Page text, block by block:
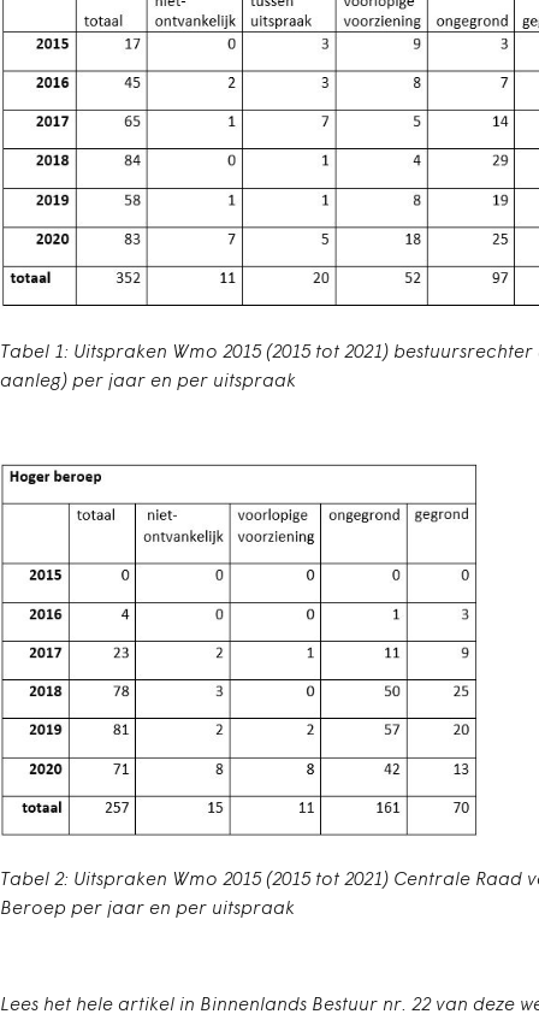
Tabel 1: Uitspraken Wmo 2015 (2015 tot 2021) bestuursrechter
aanleg) per jaar en per uitspraak
Tabel 2: Uitspraken Wmo 2015 (2015 tot 2021) Centrale Raad
Beroep per jaar en per uitspraak
Lees het hele artikel in Binnenlands Bestuur nr. 22 van deze